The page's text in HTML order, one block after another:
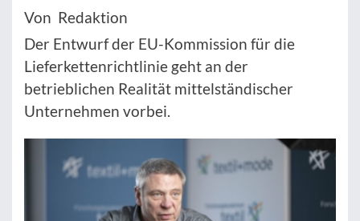
Von Redaktion
Der Entwurf der EU-Kommission für die
Lieferkettenrichtlinie geht an der
betrieblichen Realität mittelständischer
Unternehmen vorbei.